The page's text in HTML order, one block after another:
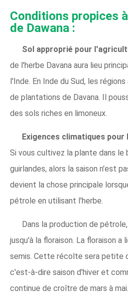
Conditions propices
de Dawana :
Sol approprié pour
de l'herbe Davana aura lieu
l'Inde. En Inde du Sud, les
de plantations de Davana. Il
des sols riches en limoneux.
Exigences climatiques
Si vous cultivez la plante dans le
guirlandes, alors la saison n'est
devient la chose principale
pétrole en utilisant l'herbe.
Dans la production de
jusqu'à la floraison. La floraison a
semis. Cette récolte sera petite
c'est-à-dire saison d'hiver et
continue de croître de mars à